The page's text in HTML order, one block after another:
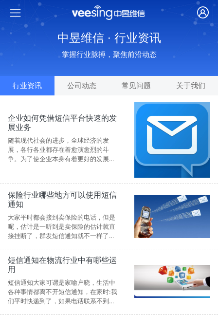
中昱维信 · 行业资讯
掌握行业脉搏，聚焦前沿动态
行业资讯 公司动态 常见问题 关于我们
企业如何凭借短信平台快速的发
展业务
随着现代社会的进步，全球经济的发
展，各行各业都存在着愈演愈烈的斗
争。为了使企业本身有着更好的发展，
保险行业哪些地方可以使用短信
通知
大家平时都会接到卖保险的电话，但是
呢，估计是一听到是卖保险的估计就直
接挂断了，群发短信通知就不一样了，
完，而且现在人们也除了日常的保险，
短信通知在物流行业中有哪些运
用
短信通知大家可谓是家喻户晓，生活中
各种事情都离不开短信通知，在家时:我
们平时快递到了，如果电话联系不到本